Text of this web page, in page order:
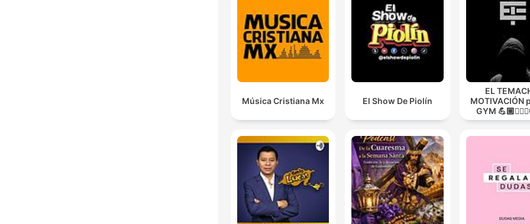
Música Cristiana Mx El Show De Piolín
EL
MOTIVACIÓN
GYM
MODO